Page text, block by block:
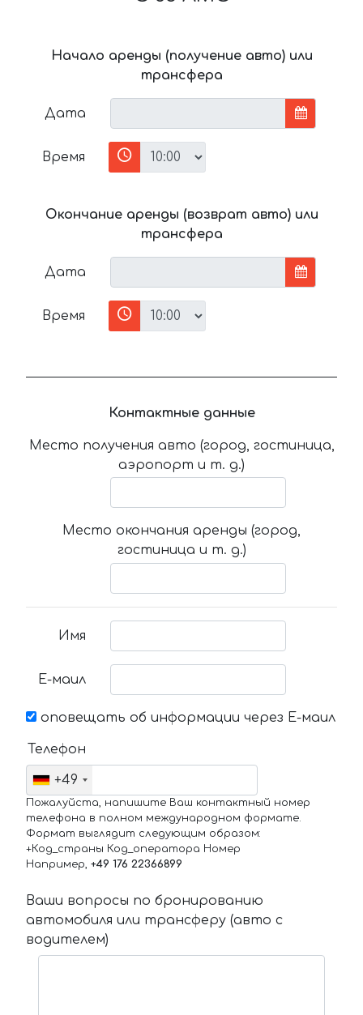
Начало аренды (получение авто) или
трансфера
Дата
Время
Окончание аренды (возврат авто) или
трансфера
Дата
Время
Контактные данные
Место получения авто (город, гостиница,
аэропорт и т. д.)
Место окончания аренды (город,
гостиница и т. д.)
Имя
Е-маил
оповещать об информации через Е-маил
Телефон
+49
Пожалуйста, напишите Ваш контактный номер
телефона в полном международном формате.
Формат выглядит следующим образом:
+Код_страны Код_оператора Номер
Например, +49 176 22366899
Ваши вопросы по бронированию
автомобиля или трансферу (авто с
водителем)